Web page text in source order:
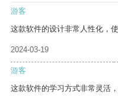
游客
这款软件的设计非常人性化，
2024-03-19
游客
这款软件的学习方式非常灵活